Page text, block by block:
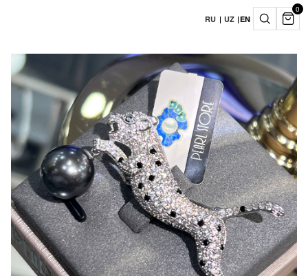
RU | UZ |EN
0